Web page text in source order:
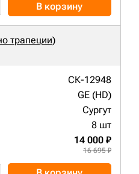
В корзину
трапеции)
СК-12948
GE (HD)
Сургут
8 шт
14 000 ₽
16 695 ₽